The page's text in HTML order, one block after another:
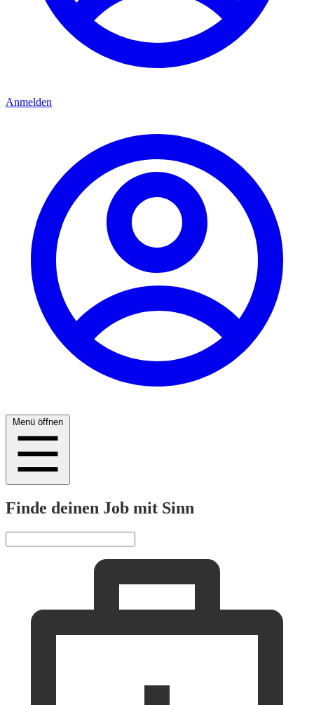
Anmelden
Menü öffnen
Finde deinen Job mit Sinn